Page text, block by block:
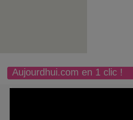
Aujourdhui.com en 1 clic !